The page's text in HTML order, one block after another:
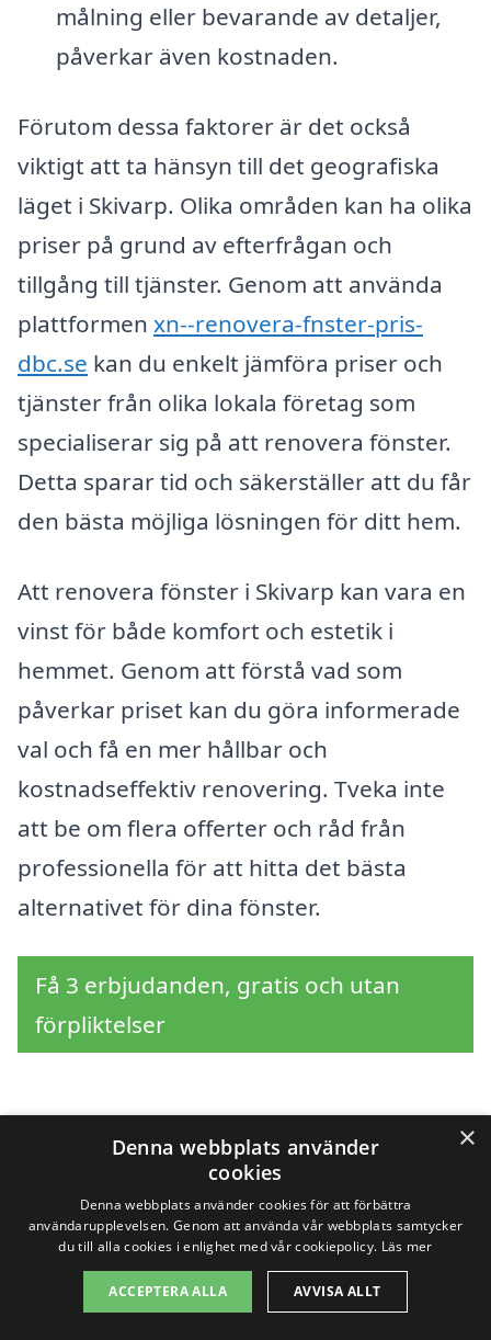
målning eller bevarande av detaljer,
påverkar även kostnaden.
Förutom dessa faktorer är det också
viktigt att ta hänsyn till det geografiska
läget i Skivarp. Olika områden kan ha olika
priser på grund av efterfrågan och
tillgång till tjänster. Genom att använda
plattformen xn--renovera-fnster-pris-
dbc.se kan du enkelt jämföra priser och
tjänster från olika lokala företag som
specialiserar sig på att renovera fönster.
Detta sparar tid och säkerställer att du får
den bästa möjliga lösningen för ditt hem.
Att renovera fönster i Skivarp kan vara en
vinst för både komfort och estetik i
hemmet. Genom att förstå vad som
påverkar priset kan du göra informerade
val och få en mer hållbar och
kostnadseffektiv renovering. Tveka inte
att be om flera offerter och råd från
professionella för att hitta det bästa
alternativet för dina fönster.
Få 3 erbjudanden, gratis och utan
förpliktelser
Sök efter en
professionell för
renovera fönster i
andra städer nära
×
Denna webbplats använder
cookies
Denna webbplats använder cookies för att förbättra
användarupplevelsen. Genom att använda vår webbplats samtycker
du till alla cookies i enlighet med vår cookiepolicy. Läs mer
ACCEPTERA ALLA AVVISA ALLT